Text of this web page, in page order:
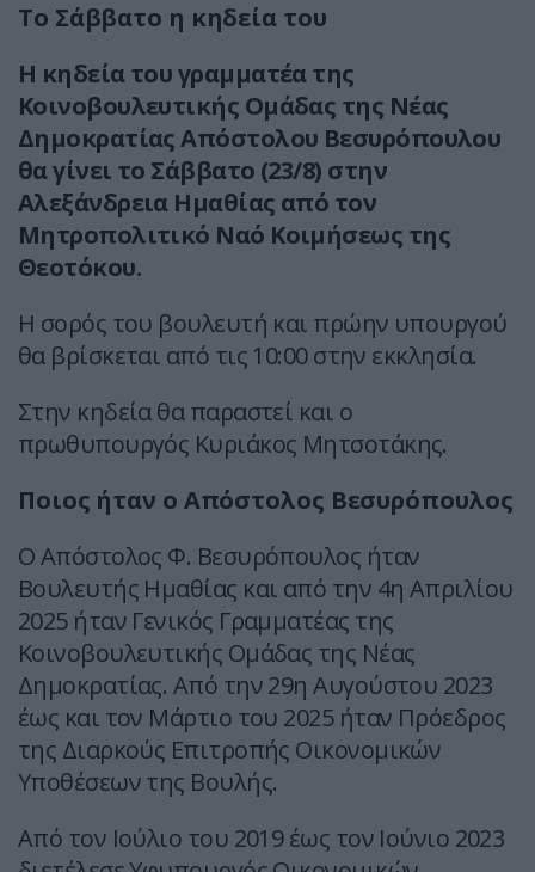
Το Σάββατο η κηδεία του
Η κηδεία του γραμματέα της
Κοινοβουλευτικής Ομάδας της Νέας
Δημοκρατίας Απόστολου Βεσυρόπουλου
θα γίνει το Σάββατο (23/8) στην
Αλεξάνδρεια Ημαθίας από τον
Μητροπολιτικό Ναό Κοιμήσεως της
Θεοτόκου.
Η σορός του βουλευτή και πρώην υπουργού
θα βρίσκεται από τις 10:00 στην εκκλησία.
Στην κηδεία θα παραστεί και ο
πρωθυπουργός Κυριάκος Μητσοτάκης.
Ποιος ήταν ο Απόστολος Βεσυρόπουλος
Ο Απόστολος Φ. Βεσυρόπουλος ήταν
Βουλευτής Ημαθίας και από την 4η Απριλίου
2025 ήταν Γενικός Γραμματέας της
Κοινοβουλευτικής Ομάδας της Νέας
Δημοκρατίας. Από την 29η Αυγούστου 2023
έως και τον Μάρτιο του 2025 ήταν Πρόεδρος
της Διαρκούς Επιτροπής Οικονομικών
Υποθέσεων της Βουλής.
Από τον Ιούλιο του 2019 έως τον Ιούνιο 2023